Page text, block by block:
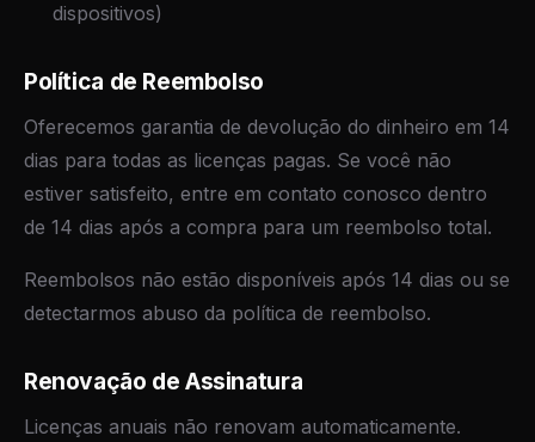
dispositivos)
Política de Reembolso
Oferecemos garantia de devolução do dinheiro em 14
dias para todas as licenças pagas. Se você não
estiver satisfeito, entre em contato conosco dentro
de 14 dias após a compra para um reembolso total.
Reembolsos não estão disponíveis após 14 dias ou se
detectarmos abuso da política de reembolso.
Renovação de Assinatura
Licenças anuais não renovam automaticamente.